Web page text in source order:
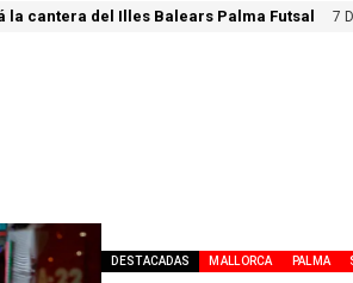
cantera del Illes Balears Palma Futsal 7
DESTACADAS MALLORCA PALMA